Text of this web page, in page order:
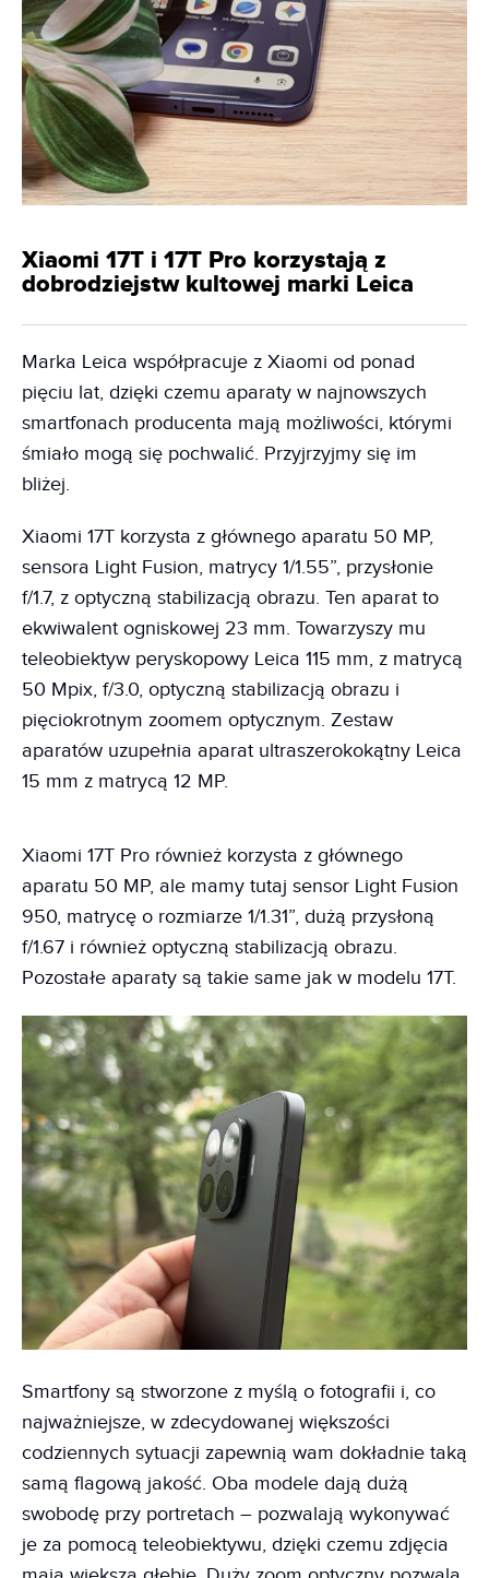
Xiaomi 17T i 17T Pro korzystają z
dobrodziejstw kultowej marki Leica
Marka Leica współpracuje z Xiaomi od ponad
pięciu lat, dzięki czemu aparaty w najnowszych
smartfonach producenta mają możliwości, którymi
śmiało mogą się pochwalić. Przyjrzyjmy się im
bliżej.
Xiaomi 17T korzysta z głównego aparatu 50 MP,
sensora Light Fusion, matrycy 1/1.55”, przysłonie
f/1.7, z optyczną stabilizacją obrazu. Ten aparat to
ekwiwalent ogniskowej 23 mm. Towarzyszy mu
teleobiektyw peryskopowy Leica 115 mm, z matrycą
50 Mpix, f/3.0, optyczną stabilizacją obrazu i
pięciokrotnym zoomem optycznym. Zestaw
aparatów uzupełnia aparat ultraszerokokątny Leica
15 mm z matrycą 12 MP.
Xiaomi 17T Pro również korzysta z głównego
aparatu 50 MP, ale mamy tutaj sensor Light Fusion
950, matrycę o rozmiarze 1/1.31”, dużą przysłoną
f/1.67 i również optyczną stabilizacją obrazu.
Pozostałe aparaty są takie same jak w modelu 17T.
Smartfony są stworzone z myślą o fotografii i, co
najważniejsze, w zdecydowanej większości
codziennych sytuacji zapewnią wam dokładnie taką
samą flagową jakość. Oba modele dają dużą
swobodę przy portretach – pozwalają wykonywać
je za pomocą teleobiektywu, dzięki czemu zdjęcia